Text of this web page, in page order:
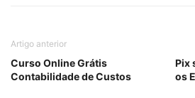
Artigo anterior
Curso Online Grátis
Contabilidade de Custos
Pix
os